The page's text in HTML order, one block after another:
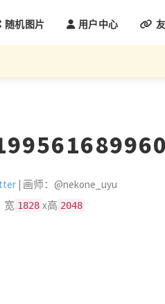
随机图片 用户中心
| 画师：@nekone_uyu
宽 1828 x高 2048